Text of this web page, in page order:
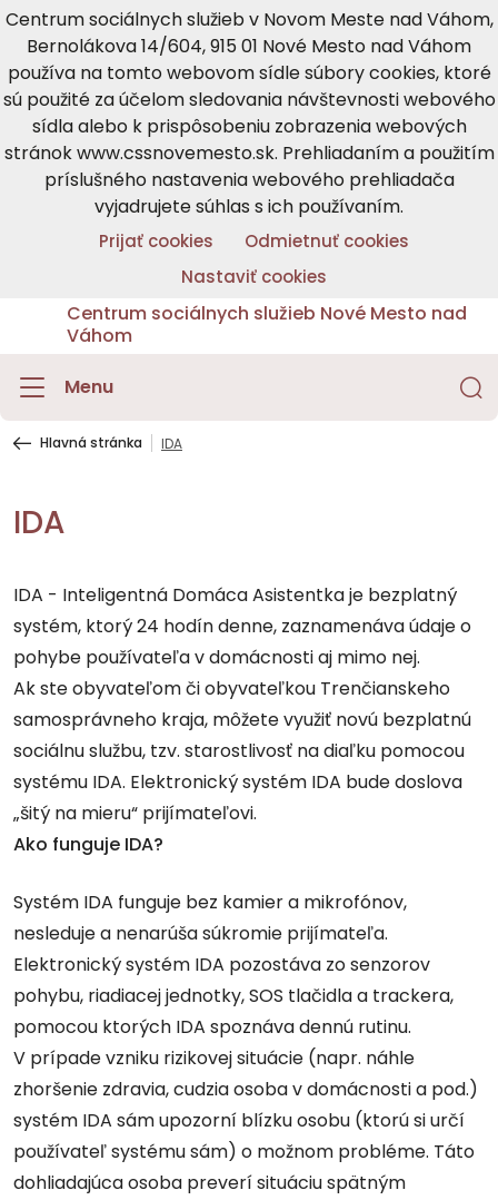
Centrum sociálnych služieb v Novom Meste nad Váhom,
Bernolákova 14/604, 915 01 Nové Mesto nad Váhom
používa na tomto webovom sídle súbory cookies, ktoré
sú použité za účelom sledovania návštevnosti webového
sídla alebo k prispôsobeniu zobrazenia webových
stránok www.cssnovemesto.sk. Prehliadaním a použitím
príslušného nastavenia webového prehliadača
vyjadrujete súhlas s ich používaním.
Prijať cookies
Odmietnuť cookies
Nastaviť cookies
Centrum sociálnych služieb Nové Mesto nad
Váhom
Menu
Hlavná stránka IDA
IDA
IDA - Inteligentná Domáca Asistentka je bezplatný
systém, ktorý 24 hodín denne, zaznamenáva údaje o
pohybe používateľa v domácnosti aj mimo nej.
Ak ste obyvateľom či obyvateľkou Trenčianskeho
samosprávneho kraja, môžete využiť novú bezplatnú
sociálnu službu, tzv. starostlivosť na diaľku pomocou
systému IDA. Elektronický systém IDA bude doslova
„šitý na mieru“ prijímateľovi.
Ako funguje IDA?
Systém IDA funguje bez kamier a mikrofónov,
nesleduje a nenarúša súkromie prijímateľa.
Elektronický systém IDA pozostáva zo senzorov
pohybu, riadiacej jednotky, SOS tlačidla a trackera,
pomocou ktorých IDA spoznáva dennú rutinu.
V prípade vzniku rizikovej situácie (napr. náhle
zhoršenie zdravia, cudzia osoba v domácnosti a pod.)
systém IDA sám upozorní blízku osobu (ktorú si určí
používateľ systému sám) o možnom probléme. Táto
dohliadajúca osoba preverí situáciu spätným